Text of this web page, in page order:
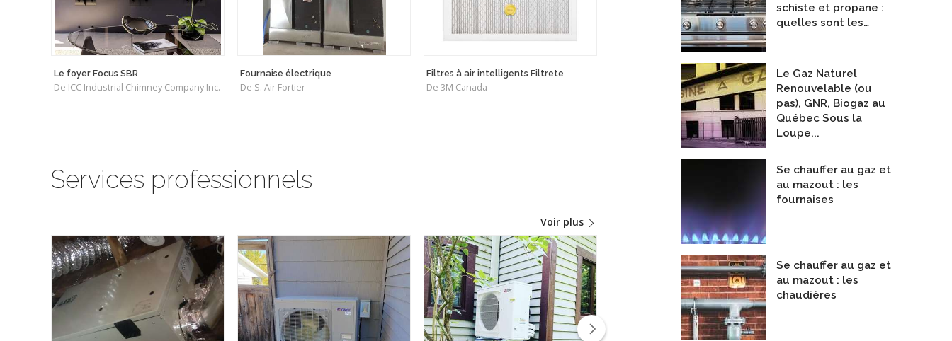
schiste et propane :
quelles sont les…
Le Gaz Naturel
Renouvelable (ou
pas), GNR, Biogaz au
Québec Sous la
Loupe...
Se chauffer au gaz et
au mazout : les
fournaises
Se chauffer au gaz et
au mazout : les
chaudières
Le foyer Focus SBR
De ICC Industrial Chimney Company Inc.
Fournaise électrique
De S. Air Fortier
Filtres à air intelligents Filtrete
De 3M Canada
Série Eco Chaudières Aux
De Les chaudières Autonom
Services professionnels
Voir plus